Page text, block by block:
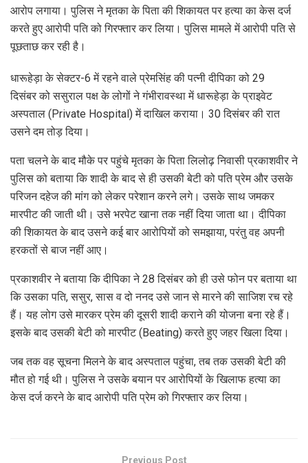
आरोप लगाया। पुलिस ने मृतका के पिता की शिकायत पर हत्या का केस दर्ज
करते हुए आरोपी पति को गिरफ्तार कर लिया। पुलिस मामले में आरोपी पति से
पूछताछ कर रही है।
धारूहेड़ा के सेक्टर-6 में रहने वाले प्रेमसिंह की पत्नी दीपिका को 29
दिसंबर को ससुराल पक्ष के लोगों ने गंभीरावस्था में धारूहेड़ा के प्राइवेट
अस्पताल (Private Hospital) में दाखिल कराया। 30 दिसंबर की रात
उसने दम तोड़ दिया।
पता चलने के बाद मौके पर पहुंचे मृतका के पिता लिलोढ़ निवासी प्रकाशवीर ने
पुलिस को बताया कि शादी के बाद से ही उसकी बेटी को पति प्रेम और उसके
परिजन दहेज की मांग को लेकर परेशान करने लगे। उसके साथ जमकर
मारपीट की जाती थी। उसे भरपेट खाना तक नहीं दिया जाता था। दीपिका
की शिकायत के बाद उसने कई बार आरोपियों को समझाया, परंतु वह अपनी
हरकतों से बाज नहीं आए।
प्रकाशवीर ने बताया कि दीपिका ने 28 दिसंबर को ही उसे फोन पर बताया था
कि उसका पति, ससुर, सास व दो ननद उसे जान से मारने की साजिश रच रहे
हैं। यह लोग उसे मारकर प्रेम की दूसरी शादी कराने की योजना बना रहे हैं।
इसके बाद उसकी बेटी को मारपीट (Beating) करते हुए जहर खिला दिया।
जब तक वह सूचना मिलने के बाद अस्पताल पहुंचा, तब तक उसकी बेटी की
मौत हो गई थी। पुलिस ने उसके बयान पर आरोपियों के खिलाफ हत्या का
केस दर्ज करने के बाद आरोपी पति प्रेम को गिरफ्तार कर लिया।
Previous Post